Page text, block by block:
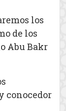
los
de los
Abu Bakr
conocedor